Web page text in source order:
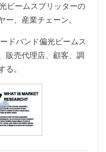
ビームスプリッターの
、産業チェーン。
ドバンド偏光ビームス
販売代理店、顧客、調
。